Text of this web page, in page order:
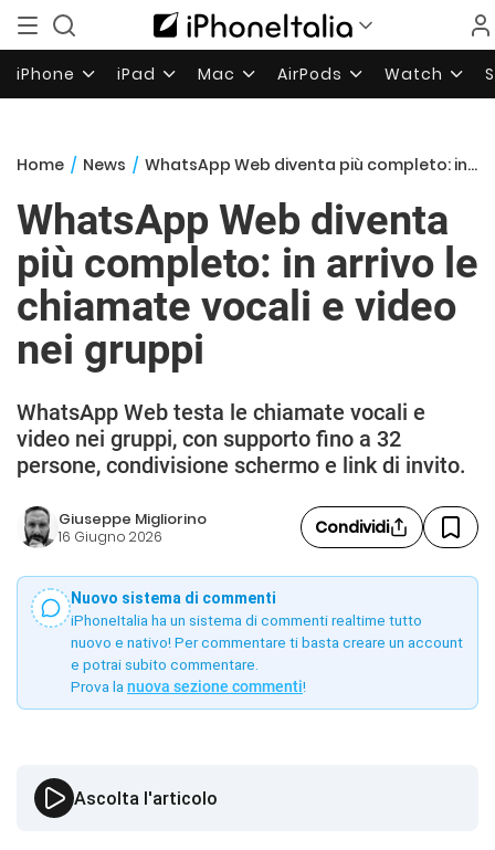
iPhone iPad Mac AirPods Watch
Home / News / WhatsApp Web diventa più completo: in arrivo le chiamate vocali e video nei gruppi
WhatsApp Web diventa
più completo: in arrivo le
chiamate vocali e video
nei gruppi
WhatsApp Web testa le chiamate vocali e
video nei gruppi, con supporto fino a 32
persone, condivisione schermo e link di invito.
Giuseppe Migliorino
16 Giugno 2026 Condividi
Nuovo sistema di commenti
iPhoneItalia ha un sistema di commenti realtime tutto
nuovo e nativo! Per commentare ti basta creare un account
e potrai subito commentare.
Prova la nuova sezione commenti!
Ascolta l'articolo